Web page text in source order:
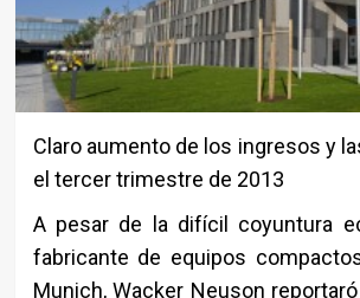
Claro aumento de los ingresos y
el tercer trimestre de 2013
A pesar de la difícil coyuntura
fabricante de equipos
Munich, Wacker Neuson